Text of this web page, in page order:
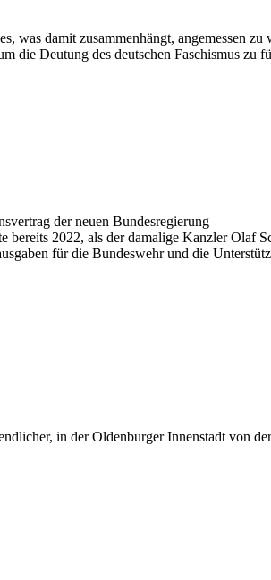
was damit zusammenhängt, angemessen
die Deutung des deutschen Faschismus
der neuen Bundesregierung
bereits 2022, als der damalige Kanzler
für die Bundeswehr und die
in der Oldenburger Innenstadt von